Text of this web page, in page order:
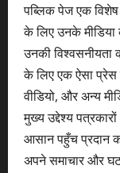
पब्लिक पेज एक
के लिए उनके
उनकी विश्वसनीयता
के लिए एक ऐसा
वीडियो, और अन्य
मुख्य उद्देश्य
आसान पहुँच प्रदान
अपने समाचार और